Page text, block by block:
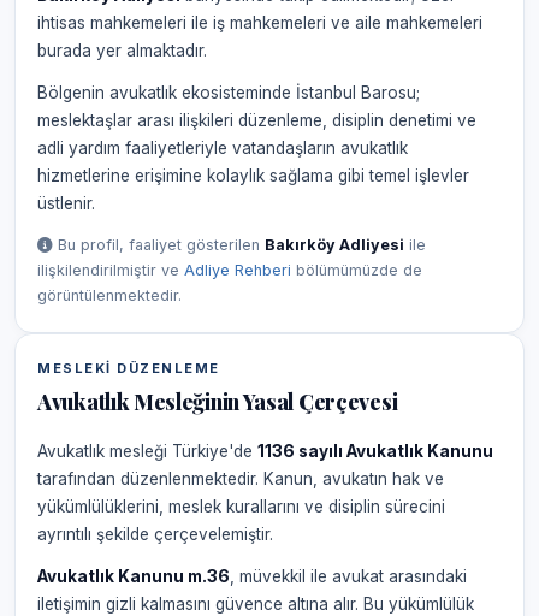
ihtisas mahkemeleri ile iş mahkemeleri ve aile mahkemeleri
burada yer almaktadır.
Bölgenin avukatlık ekosisteminde İstanbul Barosu;
meslektaşlar arası ilişkileri düzenleme, disiplin denetimi ve
adli yardım faaliyetleriyle vatandaşların avukatlık
hizmetlerine erişimine kolaylık sağlama gibi temel işlevler
üstlenir.
Bu profil, faaliyet gösterilen Bakırköy Adliyesi ile
ilişkilendirilmiştir ve Adliye Rehberi bölümümüzde de
görüntülenmektedir.
MESLEKI DÜZENLEME
Avukatlık Mesleğinin Yasal Çerçevesi
Avukatlık mesleği Türkiye'de 1136 sayılı Avukatlık Kanunu
tarafından düzenlenmektedir. Kanun, avukatın hak ve
yükümlülüklerini, meslek kurallarını ve disiplin sürecini
ayrıntılı şekilde çerçevelemiştir.
Avukatlık Kanunu m.36 , müvekkil ile avukat arasındaki
iletişimin gizli kalmasını güvence altına alır. Bu yükümlülük